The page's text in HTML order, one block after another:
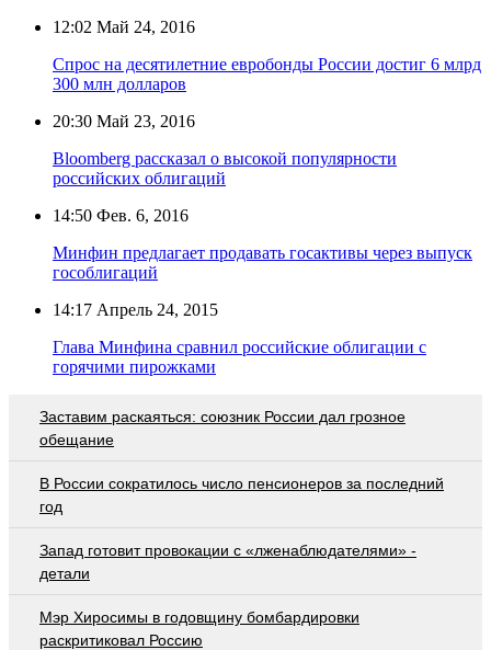
12:02 Май 24, 2016
Спрос на десятилетние евробонды России достиг 6 млрд
300 млн долларов
20:30 Май 23, 2016
Bloomberg рассказал о высокой популярности
российских облигаций
14:50 Фев. 6, 2016
Минфин предлагает продавать госактивы через выпуск
гособлигаций
14:17 Апрель 24, 2015
Глава Минфина сравнил российские облигации с
горячими пирожками
Заставим раскаяться: союзник России дал грозное
обещание
В России сократилось число пенсионеров за последний
год
Запад готовит провокации с «лженаблюдателями» -
детали
Мэр Хиросимы в годовщину бомбардировки
раскритиковал Россию